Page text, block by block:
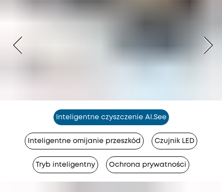
Inteligentne czyszczenie AI.See
Inteligentne omijanie przeszkód Czujnik LED
Tryb inteligentny Ochrona prywatności